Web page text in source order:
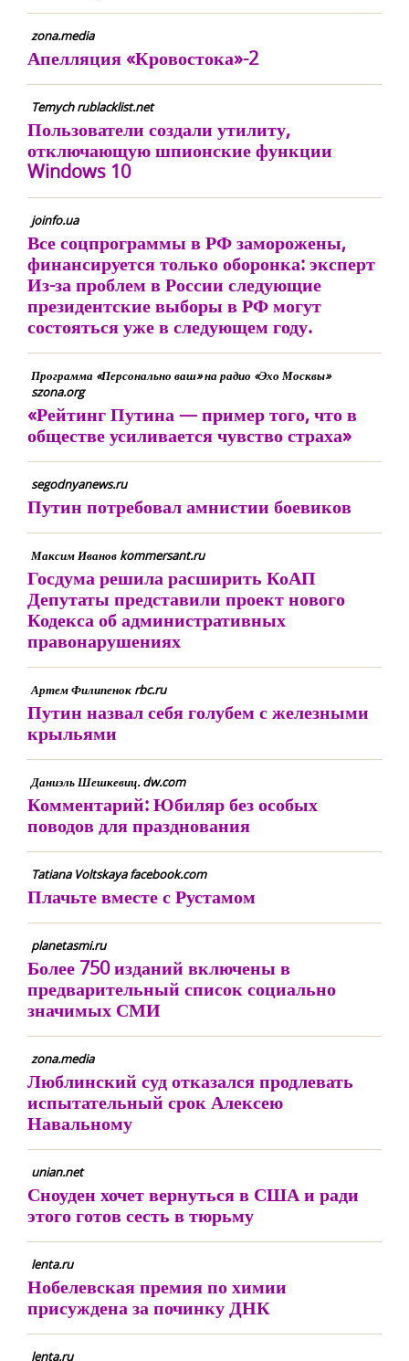
zona.media
Апелляция «Кровостока»-2
Temych rublacklist.net
Пользователи создали утилиту,
отключающую шпионские функции
Windows 10
joinfo.ua
Все соцпрограммы в РФ заморожены,
финансируется только оборонка: эксперт
Из-за проблем в России следующие
президентские выборы в РФ могут
состояться уже в следующем году.
Программа «Персонально ваш» на радио «Эхо Москвы»
szona.org
«Рейтинг Путина — пример того, что в
обществе усиливается чувство страха»
segodnyanews.ru
Путин потребовал амнистии боевиков
Максим Иванов kommersant.ru
Госдума решила расширить КоАП
Депутаты представили проект нового
Кодекса об административных
правонарушениях
Артем Филипенок rbc.ru
Путин назвал себя голубем с железными
крыльями
Даниэль Шешкевиц. dw.com
Комментарий: Юбиляр без особых
поводов для празднования
Tatiana Voltskaya facebook.com
Плачьте вместе с Рустамом
planetasmi.ru
Более 750 изданий включены в
предварительный список социально
значимых СМИ
zona.media
Люблинский суд отказался продлевать
испытательный срок Алексею
Навальному
unian.net
Сноуден хочет вернуться в США и ради
этого готов сесть в тюрьму
lenta.ru
Нобелевская премия по химии
присуждена за починку ДНК
lenta.ru